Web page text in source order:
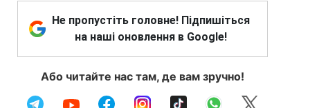
Не пропустіть головне! Підпишіться
на наші оновлення в Google!
Або читайте нас там, де вам зручно!